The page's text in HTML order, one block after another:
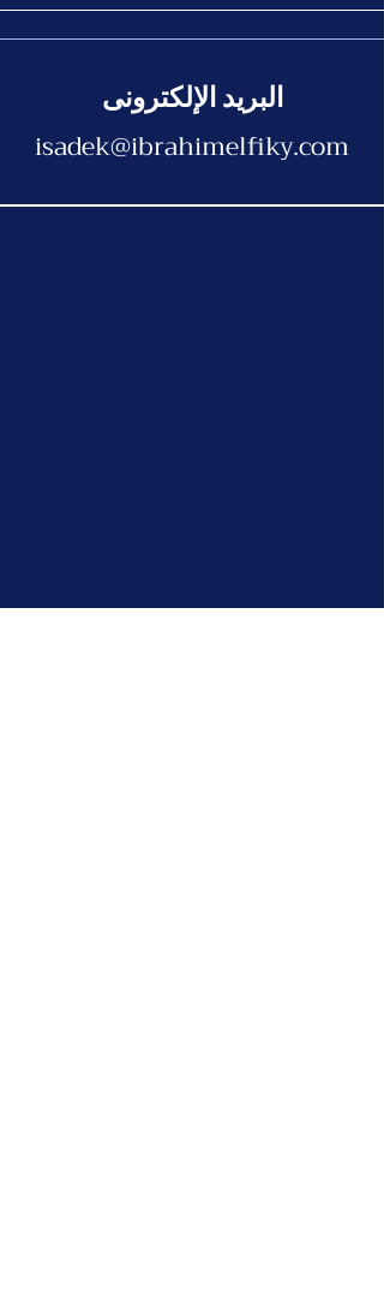
البريد الإلكترونى
isadek@ibrahimelfiky.com